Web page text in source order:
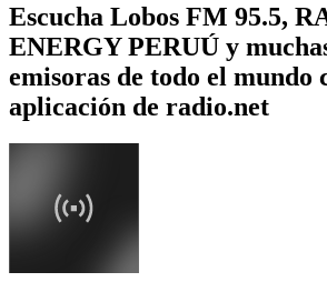
Escucha Lobos FM 95.5,
ENERGY PERUÚ y
emisoras de todo el mundo
aplicación de radio.net